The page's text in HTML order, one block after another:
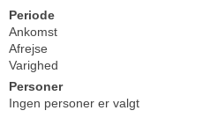
Periode
Ankomst
Afrejse
Varighed
Personer
Ingen personer er valgt